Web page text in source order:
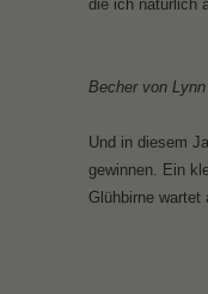
die ich natürlich
Becher von
Und in diesem
gewinnen. Ein
Glühbirne wartet